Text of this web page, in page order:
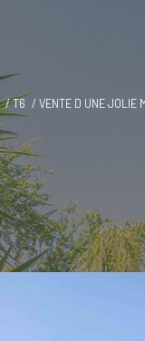
T6 VENTE D UNE JOLIE